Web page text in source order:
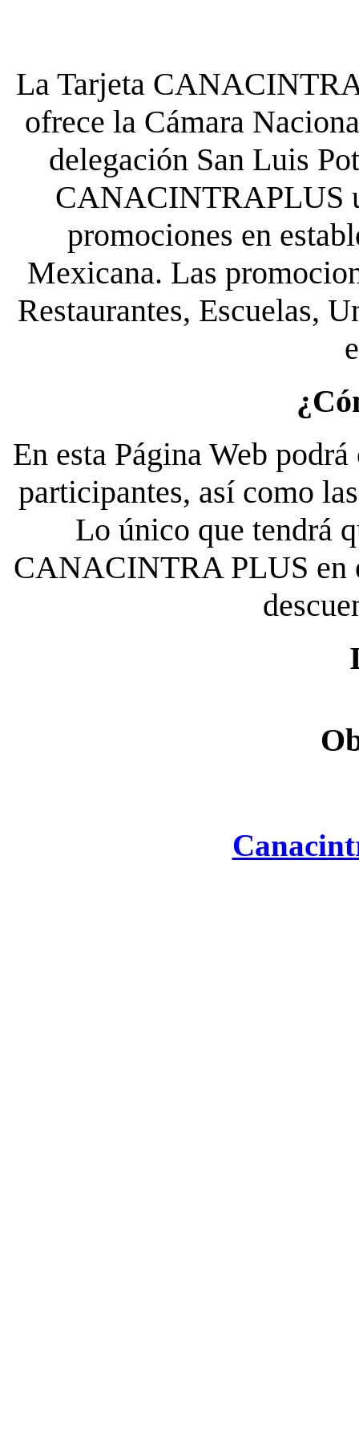
La Tarjeta
ofrece la Cámara
delegación San Luis
CANACINTRAPLUS
promociones en
Mexicana. Las
Restaurantes, Escuelas,
En esta Página Web
participantes, así como
Lo único que tendrá
CANACINTRA PLUS en